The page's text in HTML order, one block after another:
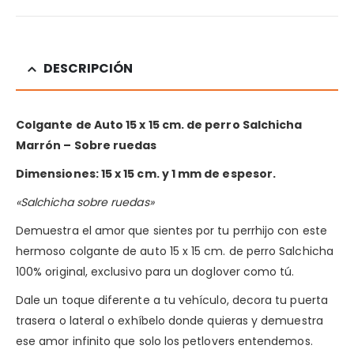
DESCRIPCIÓN
Colgante de Auto 15 x 15 cm. de perro Salchicha
Marrón – Sobre ruedas
Dimensiones: 15 x 15 cm. y 1 mm de espesor.
«Salchicha sobre ruedas»
Demuestra el amor que sientes por tu perrhijo con este
hermoso colgante de auto 15 x 15 cm. de perro Salchicha
100% original, exclusivo para un doglover como tú.
Dale un toque diferente a tu vehículo, decora tu puerta
trasera o lateral o exhíbelo donde quieras y demuestra
ese amor infinito que solo los petlovers entendemos.